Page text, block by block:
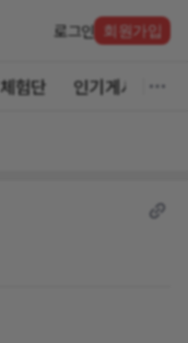
로그인 회원가입
체험단 인기게시글